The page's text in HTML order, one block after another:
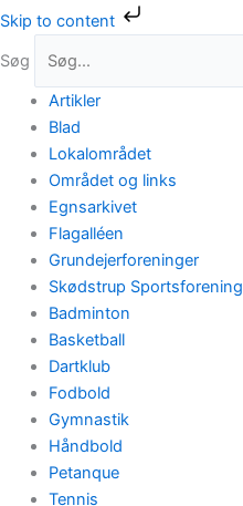
Skip to content
Gå
indholdet
Søg
Artikler
Blad
Lokalområdet
Området og links
Egnsarkivet
Flagalléen
Grundejerforeninger
Skødstrup Sportsforening
Badminton
Basketball
Dartklub
Fodbold
Gymnastik
Håndbold
Petanque
Tennis